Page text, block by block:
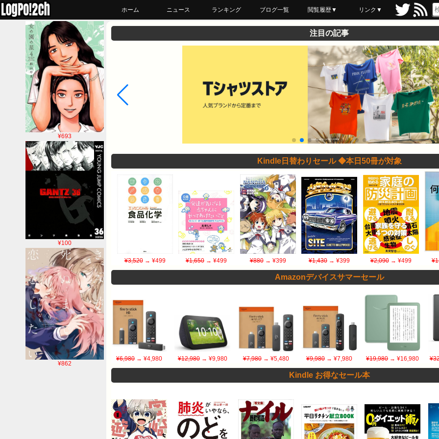
ホーム ニュース ランキング ブログ一覧 閲覧履歴▼
最近読んだ
あとで読む
ブックマーク
リンク▼
¥693
¥100
¥862
注目の記事
Kindle日替わりセール ◆本日50冊が対象
¥3,520→ ¥499 ¥1,650 → ¥499 ¥880→ ¥399 ¥1,430 → ¥399 ¥2,090→ ¥499
Amazonデバイスサマーセール
¥6,980 → ¥4,980 ¥12,980→ ¥9,980 ¥7,980→ ¥5,480 ¥9,980→ ¥7,980 ¥19,980→ ¥16,980
Kindle お得なセール本